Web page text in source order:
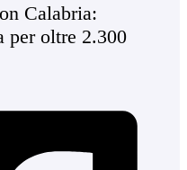
Calabria:
per oltre 2.300